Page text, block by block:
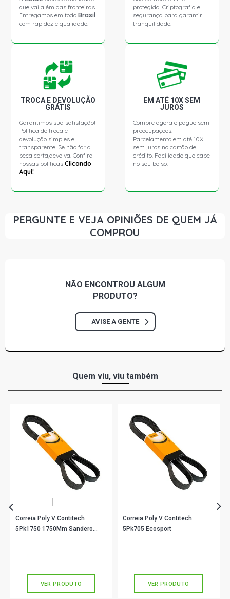
que vai além das fronteiras.
Entregamos em todoBrasil
com rapidez e qualidade.
protegida. Criptografia e
segurança para garantir
tranquilidade.
TROCA E DEVOLUÇÃO
GRÁTIS
Garantimos sua satisfação!
Política de troca e
devolução simples e
transparente. Se não for a
peça certa,devolva. Confira
nossas políticasClicando
Aqui!
EM ATÉ 10X SEM
JUROS
Compre agora e pague sem
preocupações!
Parcelamento em até 10X
sem juros no cartão de
crédito. Facilidade que cabe
no seu bolso.
PERGUNTE E VEJA OPINIÕES DE QUEM JÁ
COMPROU
NÃO ENCONTROU ALGUM
PRODUTO?
AVISE A GENTE
Quem viu, viu também
Correia Poly V Contitech
5Pk1750 1750Mm Sandero
VER PRODUTO
Correia Poly V Contitech
5Pk705 Ecosport
VER PRODUTO